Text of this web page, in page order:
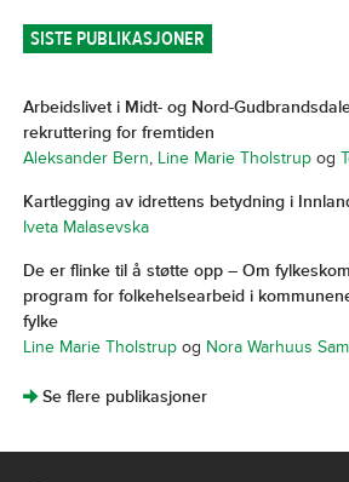
SISTE PUBLIKASJONER
Arbeidslivet i Midt- og Nord-
rekruttering for fremtiden
Aleksander Bern, Line Marie Tholstrupog
Kartlegging av idrettens betydning i
Iveta Malasevska
De er flinke til å støtte opp – Om
program for folkehelsearbeid i
fylke
Line Marie Tholstrupog Nora Warhuus
]Se flere publikasjoner